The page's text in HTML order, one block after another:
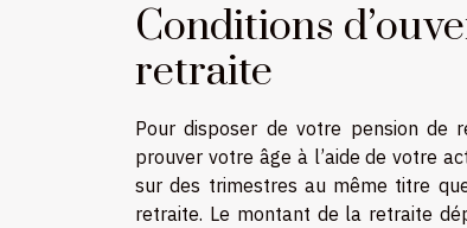
Conditions
retraite
Pour disposer de votre pension de
prouver votre âge à l’aide de votre
sur des trimestres au même titre
retraite. Le montant de la retraite